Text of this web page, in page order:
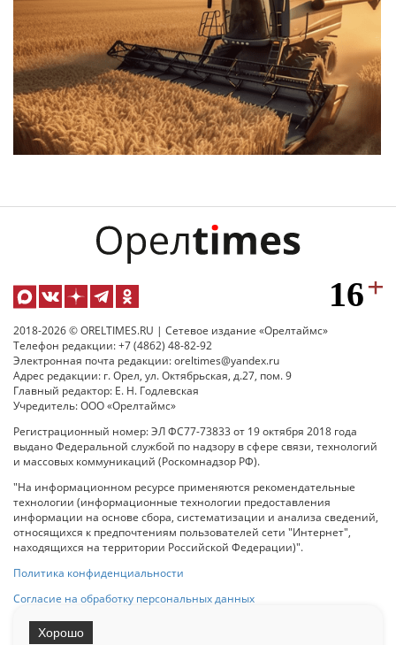
2018-2026 © ORELTIMES.RU | Сетевое издание «Орелтаймс»
Телефон редакции: +7 (4862) 48-82-92
Электронная почта редакции: oreltimes@yandex.ru
Адрес редакции: г. Орел, ул. Октябрьская, д.27, пом. 9
Главный редактор: Е. Н. Годлевская
Учредитель: ООО «Орелтаймс»
Регистрационный номер: ЭЛ ФС77-73833 от 19 октября 2018 года
выдано Федеральной службой по надзору в сфере связи, технологий
и массовых коммуникаций (Роскомнадзор РФ).
"На информационном ресурсе применяются рекомендательные
технологии (информационные технологии предоставления
информации на основе сбора, систематизации и анализа сведений,
относящихся к предпочтениям пользователей сети "Интернет",
находящихся на территории Российской Федерации)".
Политика конфиденциальности
Согласие на обработку персональных данных
Хорошо